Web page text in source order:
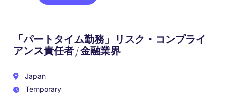
「パートタイム勤務」リスク・コンプライ
アンス責任者 / 金融業界
Japan
Temporary